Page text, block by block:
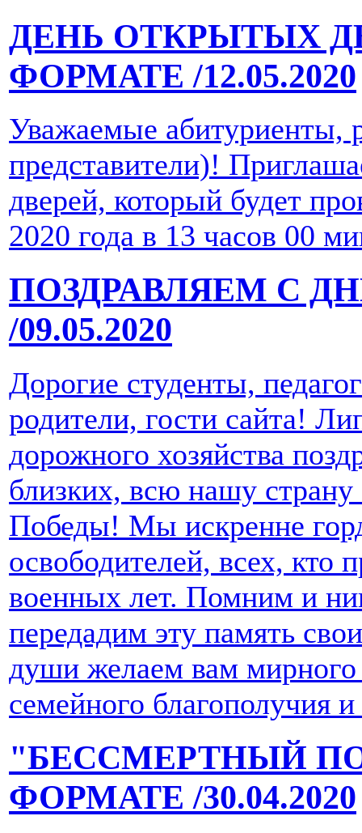
ДЕНЬ ОТКРЫТЫХ
ФОРМАТЕ /12.05.2020
Уважаемые абитуриенты,
представители)!
дверей, который будет
2020 года в 13 часов 00
ПОЗДРАВЛЯЕМ С
/09.05.2020
Дорогие студенты,
родители, гости сайта!
дорожного хозяйства
близких, всю нашу
Победы! Мы искренне
освободителей, всех, кто
военных лет. Помним и
передадим эту память
души желаем вам мирного
семейного благополучия
"БЕССМЕРТНЫЙ
ФОРМАТЕ /30.04.2020